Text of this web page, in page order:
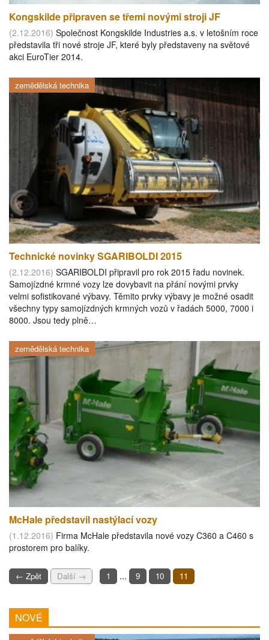
Kongskilde připraven se třemi novými stroji JF
(2.12.2016) Společnost Kongskilde Industries a.s. v letošním roce
představila tři nové stroje JF, které byly představeny na světové
akci EuroTier 2014.
zemědělská technika
Technické novinky SGARIBOLDI 2015
(2.12.2016) SGARIBOLDI připravil pro rok 2015 řadu novinek.
Samojízdné krmné vozy lze dovybavit na přání novými prvky
velmi sofistikované výbavy. Těmito prvky výbavy je možné osadit
všechny typy samojízdných krmných vozů v řadách 5000, 7000 i
8000. Jsou tedy plně…
zemědělská technika
McHale představil nastýlací vozy
(1.12.2016) Firma McHale představila nové vozy C360 a C460 s
prostorem pro balíky.
← Zpět Další → 1 ... 9 10 11
NOVÉ